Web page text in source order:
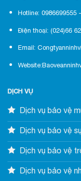
Hotline: 0986699555
Điện thoại: (024)66
Email:
DỊCH VỤ
Dịch vụ bảo vệ
Dịch vụ bảo vệ
Dịch vụ bảo vệ
Dịch vụ bảo vệ